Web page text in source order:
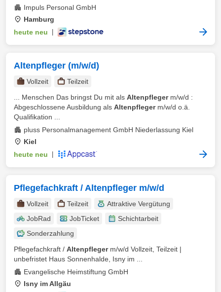
Impuls Personal GmbH
Hamburg
heute neu
Altenpfleger (m/w/d)
Vollzeit
Teilzeit
... Menschen Das bringst Du mit als Altenpflegerm/w/d :
Abgeschlossene Ausbildung als Altenpflegerm/w/d o.ä.
Qualifikation ...
pluss Personalmanagement GmbH Niederlassung Kiel
Kiel
heute neu
Pflegefachkraft / Altenpfleger m/w/d
Vollzeit Teilzeit
Attraktive Vergütung
JobRad
JobTicket
Schichtarbeit
Sonderzahlung
Pflegefachkraft / Altenpflegerm/w/d Vollzeit, Teilzeit |
unbefristet Haus Sonnenhalde, Isny im ...
Evangelische Heimstiftung GmbH
Isny im Allgäu